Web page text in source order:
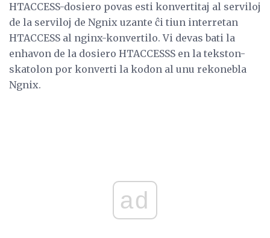
HTACCESS-dosiero povas esti konvertitaj al serviloj
de la serviloj de Ngnix uzante ĉi tiun interretan
HTACCESS al nginx-konvertilo. Vi devas bati la
enhavon de la dosiero HTACCESSS en la tekston-
skatolon por konverti la kodon al unu rekonebla
Ngnix.
ad